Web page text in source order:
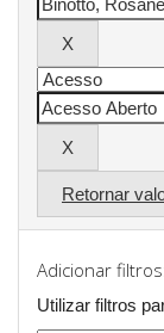
Retornar
Adicionar
Utilizar filtros